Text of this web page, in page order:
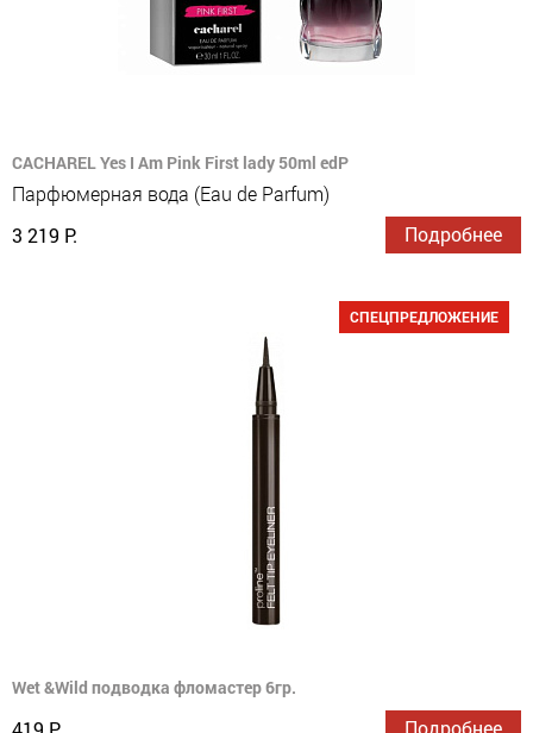
CACHAREL Yes I Am Pink First lady 50ml edP
Парфюмерная вода (Eau de Parfum)
3 219 Р.
Подробнее
СПЕЦПРЕДЛОЖЕНИЕ
Wet &Wild подводка фломастер 6гр.